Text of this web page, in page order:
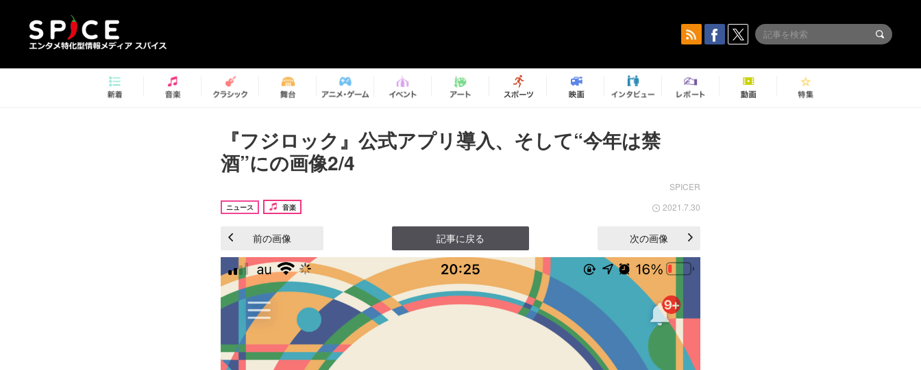
『フジロック』公式アプリ導入、そして“今年は禁
酒”にの画像2/4
SPICER
ニュース 音楽 2021.7.30
前の画像 記事に戻る 次の画像